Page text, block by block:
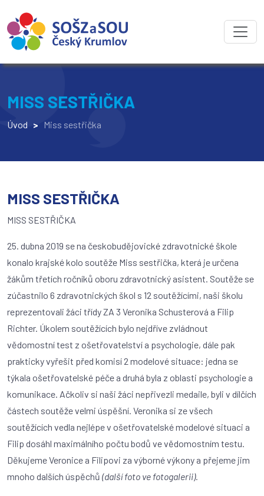
MISS SESTŘIČKA
Úvod > Miss sestřička
MISS SESTŘIČKA
MISS SESTŘIČKA
25. dubna 2019 se na českobudějovické zdravotnické škole
konalo krajské kolo soutěže Miss sestřička, která je určena
žákům třetích ročníků oboru zdravotnický asistent. Soutěže se
zúčastnilo 6 zdravotnických škol s 12 soutěžícími, naši školu
reprezentovali žáci třídy ZA 3 Veronika Schusterová a Filip
Richter. Úkolem soutěžících bylo nejdříve zvládnout
vědomostní test z ošetřovatelství a psychologie, dále pak
prakticky vyřešit před komisí 2 modelové situace: jedna se
týkala ošetřovatelské péče a druhá byla z oblasti psychologie a
komunikace. Ačkoliv si naši žáci nepřivezli medaile, byli v dílčích
částech soutěže velmi úspěšní. Veronika si ze všech
soutěžících vedla nejlépe v ošetřovatelské modelové situaci a
Filip dosáhl maximálního počtu bodů ve vědomostním testu.
Děkujeme Veronice a Filipovi za výborné výkony a přejeme jim
mnoho dalších úspěchů (další foto ve fotogalerii).